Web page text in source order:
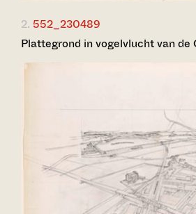
2. 552_230489
Plattegrond in vogelvlucht van de